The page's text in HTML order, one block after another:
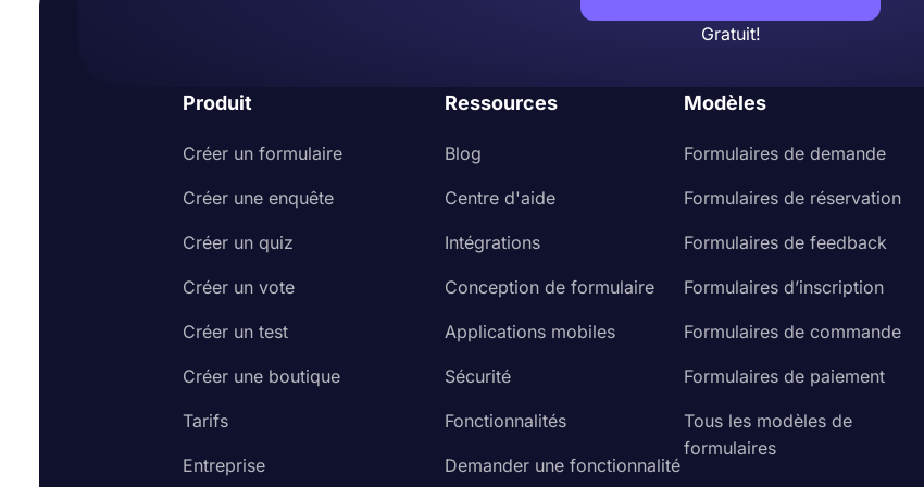
Gratuit!
Produit
Créer un formulaire
Créer une enquête
Créer un quiz
Créer un vote
Créer un test
Créer une boutique
Tarifs
Entreprise
Ressources
Blog
Centre d'aide
Intégrations
Conception de formulaire
Applications mobiles
Sécurité
Fonctionnalités
Demander une fonctionnalité
Modèles
Formulaires de demande
Formulaires de réservation
Formulaires de feedback
Formulaires d’inscription
Formulaires de commande
Formulaires de paiement
Tous les modèles de
formulaires